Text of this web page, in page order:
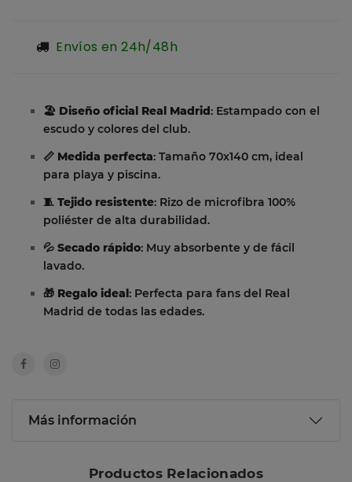
Envíos en 24h/48h
🏖️ Diseño oficial Real Madrid: Estampado con el
escudo y colores del club.
📏 Medida perfecta: Tamaño 70x140 cm, ideal
para playa y piscina.
🧵 Tejido resistente: Rizo de microfibra 100%
poliéster de alta durabilidad.
💦 Secado rápido: Muy absorbente y de fácil
lavado.
🎁 Regalo ideal: Perfecta para fans del Real
Madrid de todas las edades.
Más información
Productos Relacionados